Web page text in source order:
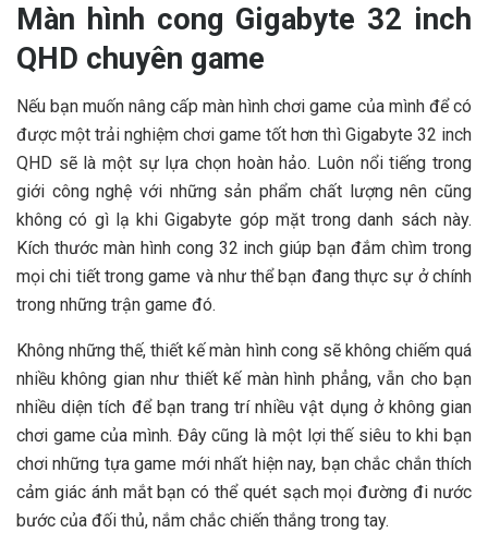
Màn hình cong Gigabyte 32 inch
QHD chuyên game
Nếu bạn muốn nâng cấp màn hình chơi game của mình để có
được một trải nghiệm chơi game tốt hơn thì Gigabyte 32 inch
QHD sẽ là một sự lựa chọn hoàn hảo. Luôn nổi tiếng trong
giới công nghệ với những sản phẩm chất lượng nên cũng
không có gì lạ khi Gigabyte góp mặt trong danh sách này.
Kích thước màn hình cong 32 inch giúp bạn đắm chìm trong
mọi chi tiết trong game và như thể bạn đang thực sự ở chính
trong những trận game đó.
Không những thế, thiết kế màn hình cong sẽ không chiếm quá
nhiều không gian như thiết kế màn hình phẳng, vẫn cho bạn
nhiều diện tích để bạn trang trí nhiều vật dụng ở không gian
chơi game của mình. Đây cũng là một lợi thế siêu to khi bạn
chơi những tựa game mới nhất hiện nay, bạn chắc chắn thích
cảm giác ánh mắt bạn có thể quét sạch mọi đường đi nước
bước của đối thủ, nắm chắc chiến thắng trong tay.